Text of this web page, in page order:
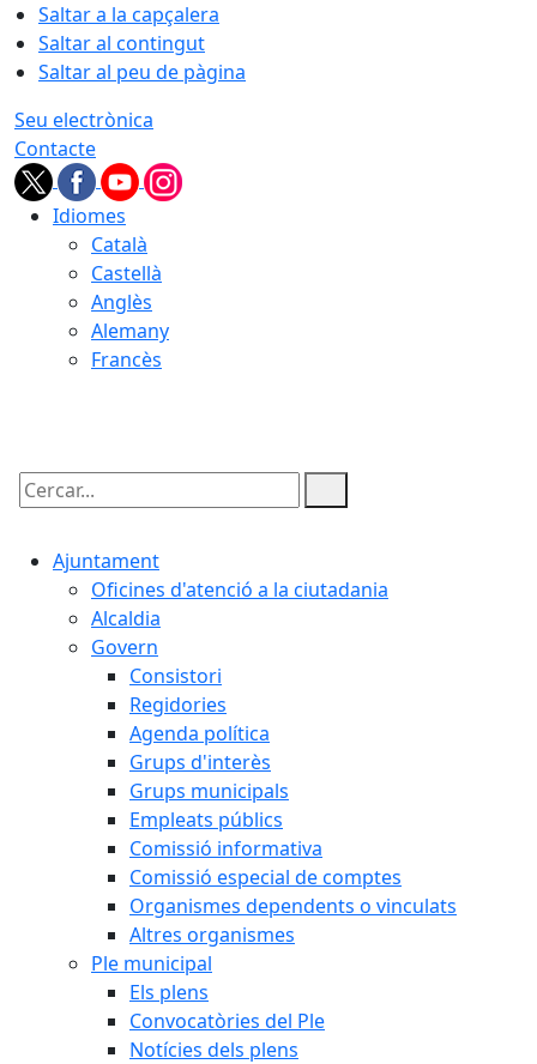
Saltar a la capçalera
Saltar al contingut
Saltar al peu de pàgina
Seu electrònica
Contacte
Idiomes
Català
Castellà
Anglès
Alemany
Francès
Cercar:
Ajuntament
Oficines d'atenció a la ciutadania
Alcaldia
Govern
Consistori
Regidories
Agenda política
Grups d'interès
Grups municipals
Empleats públics
Comissió informativa
Comissió especial de comptes
Organismes dependents o vinculats
Altres organismes
Ple municipal
Els plens
Convocatòries del Ple
Notícies dels plens